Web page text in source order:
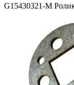
G15430321-M